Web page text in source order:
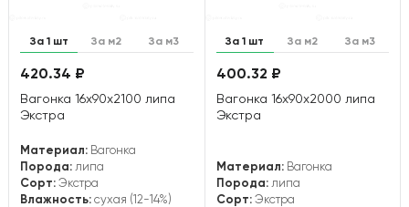
За 1 шт За м2 За м3
420.34 ₽
Вагонка 16х90х2100 липа
Экстра
Материал: Вагонка
Порода: липа
Сорт: Экстра
Влажность: сухая (12-14%)
За 1 шт За м2 За м3
400.32 ₽
Вагонка 16х90х2000 липа
Экстра
Материал:Вагонка
Порода:липа
Сорт:Экстра